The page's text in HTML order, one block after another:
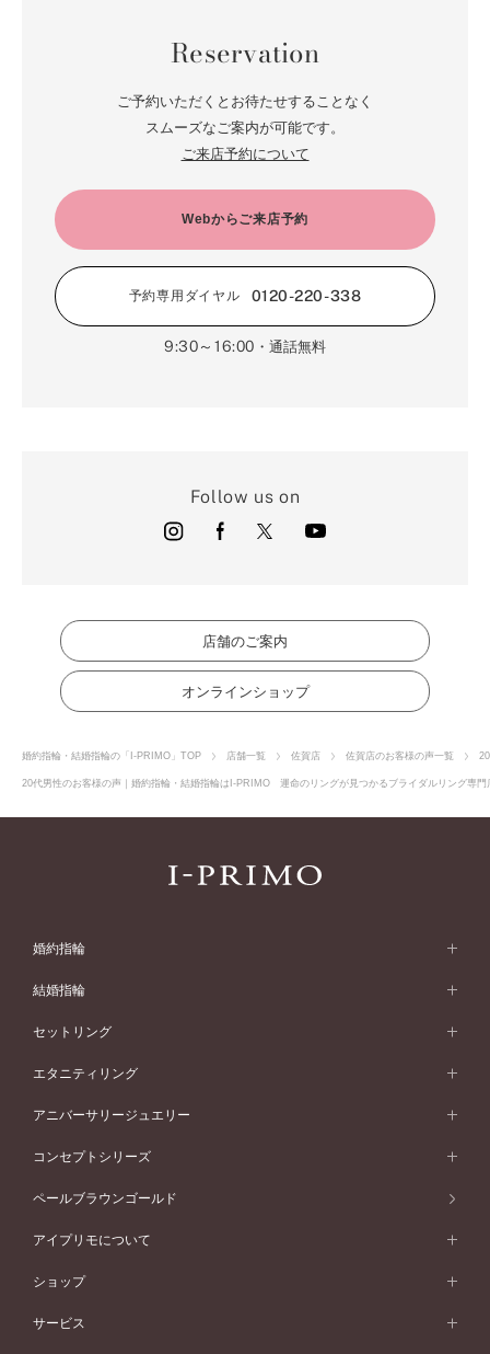
Reservation
ご予約いただくとお待たせすることなく
スムーズなご案内が可能です。
ご来店予約について
Webからご来店予約
予約専用ダイヤル 0120-220-338
9:30～16:00 ・通話無料
Follow us on
店舗のご案内
オンラインショップ
婚約指輪・結婚指輪の「I-PRIMO」TOP 店舗一覧 佐賀店 佐賀店のお客様の声一覧
20代男性のお客様の声｜婚約指輪・結婚指輪はI-PRIMO 運命のリングが見つかるブライダルリング専
婚約指輪
婚約指輪 (エンゲージリング)
婚約指輪一覧
ピンクゴールド
ペールブラウンゴールド
ウェーブライン
V字ライン
ワンサイドメレ
ダブルサイドメレ
シンプル
フェミニン
モード
50万円台～
40万円台～
30万円台～
婚約指輪 人気ランキング
婚約ネックレス
結婚指輪
結婚指輪 (マリッジリング)
結婚指輪一覧
ピンクゴールド
ペールブラウンゴールド
ウェーブライン
V字ライン
ワンメレ
セベラルメレ
シンプル
フェミニン
モード
50万円～
40万円～50万円
セットリング
セットリング
セットリング一覧
ピンクゴールド
ペールブラウンゴールド
エタニティリング
エタニティリング
エタニティリング一覧
ピンクゴールド
ペールブラウンゴールド
アニバーサリージュエリー
アニバーサリージュエリー
アニバーサリージュエリー一覧
ファッションリング
ブレスレット
コンセプトシリーズ
コンセプトシリーズ
オリジンビリーフ
エトワル
ペールブラウンゴールド
アイプリモについて
アイプリモについて
パーソナルハンド診断
ショップ
店舗一覧
サービス